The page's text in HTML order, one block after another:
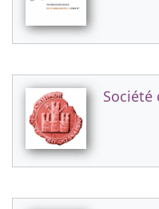
Société